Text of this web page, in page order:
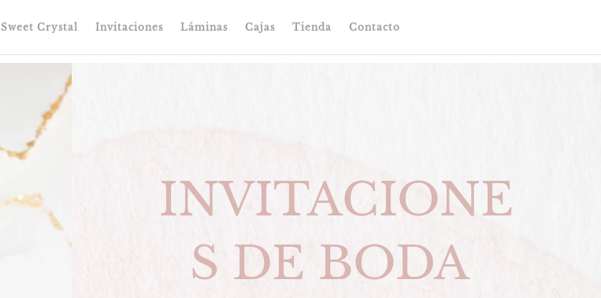
Sweet Crystal Invitaciones Láminas Cajas Tienda Contacto
INVITACIONE
S DE BODA